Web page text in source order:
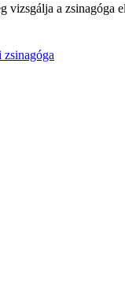
vizsgálja a
zsinagóga